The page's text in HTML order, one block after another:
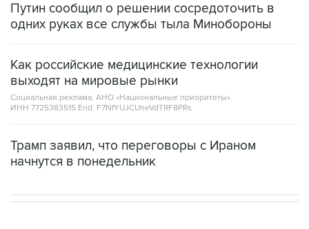
Путин сообщил о решении сосредоточить в
одних руках все службы тыла Минобороны
Как российские медицинские технологии
выходят на мировые рынки
Социальная реклама, АНО «Национальные приоритеты».
ИНН 7725383515 Erid: F7NfYUJCUneVdTRF8PRs
Трамп заявил, что переговоры с Ираном
начнутся в понедельник